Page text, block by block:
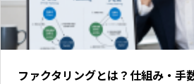
ファクタリングとは？仕組み・手